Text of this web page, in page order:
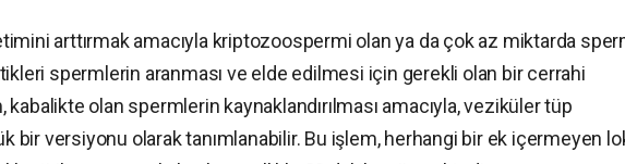
arttırmak amacıyla kriptozoospermi olan ya da çok az miktarda
spermlerin aranması ve elde edilmesi için gerekli olan bir cerrahi
kabalikte olan spermlerin kaynaklandırılması amacıyla, veziküler tüp
bir versiyonu olarak tanımlanabilir. Bu işlem, herhangi bir ek içermeyen